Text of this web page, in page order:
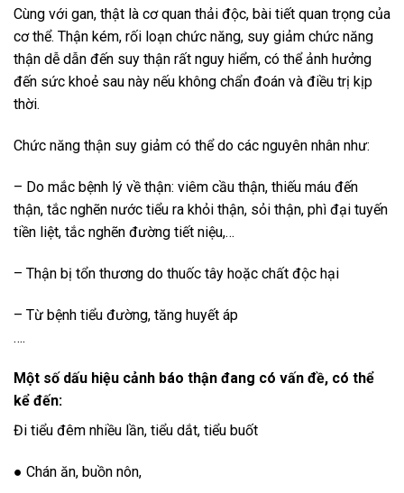
Cùng với gan, thật là cơ quan thải độc, bài tiết quan trọng của
cơ thể. Thận kém, rối loạn chức năng, suy giảm chức năng
thận dễ dẫn đến suy thận rất nguy hiểm, có thể ảnh hưởng
đến sức khoẻ sau này nếu không chẩn đoán và điều trị kịp
thời.
Chức năng thận suy giảm có thể do các nguyên nhân như:
– Do mắc bệnh lý về thận: viêm cầu thận, thiếu máu đến
thận, tắc nghẽn nước tiểu ra khỏi thận, sỏi thận, phì đại tuyến
tiền liệt, tắc nghẽn đường tiết niệu,…
– Thận bị tổn thương do thuốc tây hoặc chất độc hại
– Từ bệnh tiểu đường, tăng huyết áp
….
Một số dấu hiệu cảnh báo thận đang có vấn đề, có thể
kể đến:
Đi tiểu đêm nhiều lần, tiểu dắt, tiểu buốt
● Chán ăn, buồn nôn,